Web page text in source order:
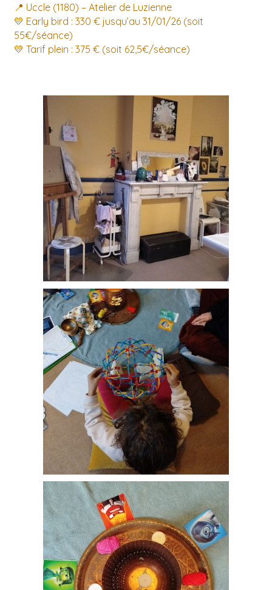
📍 Uccle (1180) – Atelier de Luzienne
💛 Early bird : 330 € jusqu’au 31/01/26 (soit
55€/séance)
💛 Tarif plein : 375 € (soit 62,5€/séance)